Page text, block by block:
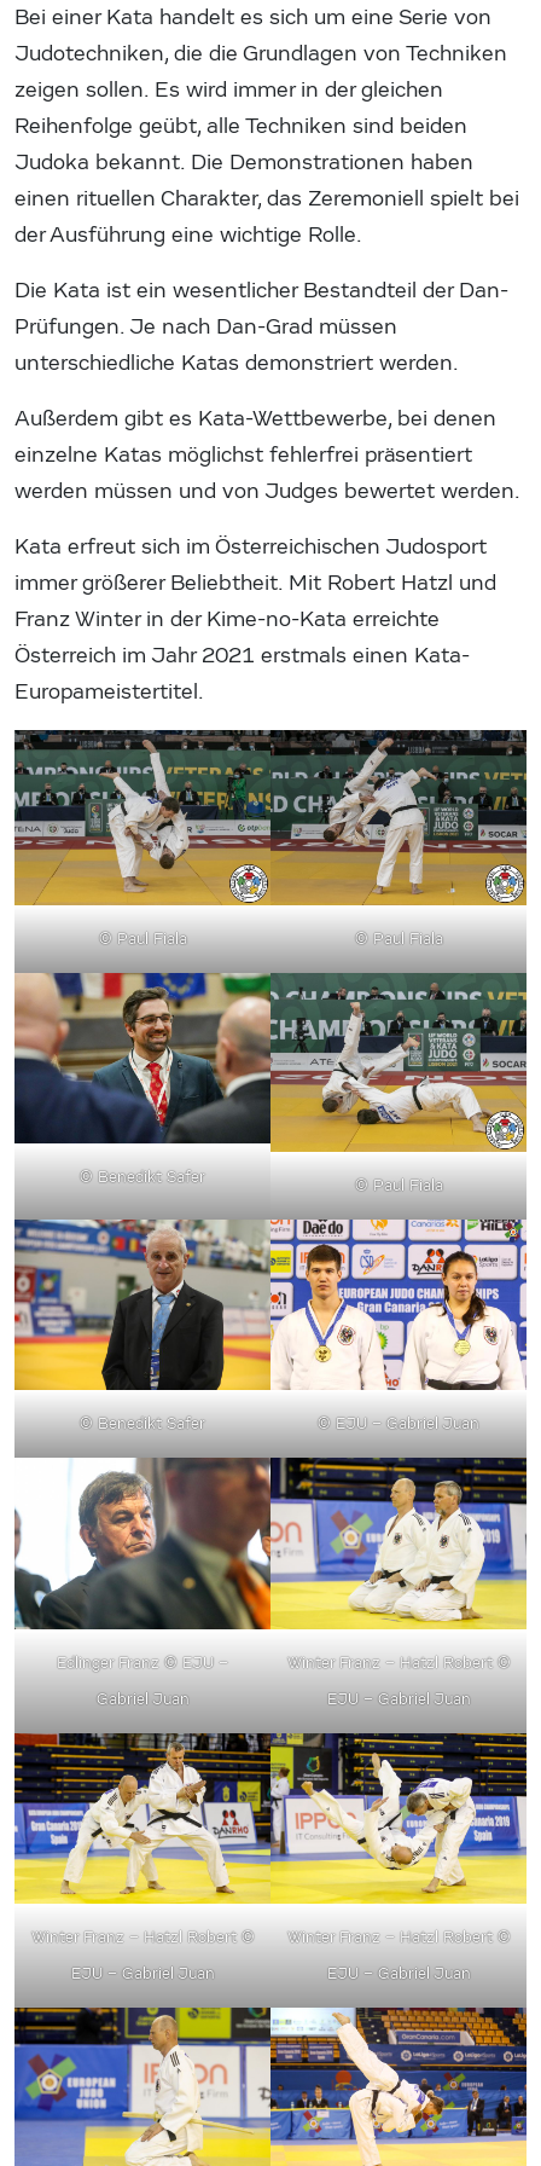
Bei einer Kata handelt es sich um eine Serie von
Judotechniken, die die Grundlagen von Techniken
zeigen sollen. Es wird immer in der gleichen
Reihenfolge geübt, alle Techniken sind beiden
Judoka bekannt. Die Demonstrationen haben
einen rituellen Charakter, das Zeremoniell spielt bei
der Ausführung eine wichtige Rolle.
Die Kata ist ein wesentlicher Bestandteil der Dan-
Prüfungen. Je nach Dan-Grad müssen
unterschiedliche Katas demonstriert werden.
Außerdem gibt es Kata-Wettbewerbe, bei denen
einzelne Katas möglichst fehlerfrei präsentiert
werden müssen und von Judges bewertet werden.
Kata erfreut sich im Österreichischen Judosport
immer größerer Beliebtheit. Mit Robert Hatzl und
Franz Winter in der Kime-no-Kata erreichte
Österreich im Jahr 2021 erstmals einen Kata-
Europameistertitel.
© Paul Fiala © Paul Fiala
© Benedikt Safer © Paul Fiala
© Benedikt Safer © EJU – Gabriel Juan
Edlinger Franz © EJU –
Gabriel Juan
Winter Franz – Hatzl Robert ©
EJU – Gabriel Juan
Winter Franz – Hatzl Robert ©
EJU – Gabriel Juan
Winter Franz – Hatzl Robert ©
EJU – Gabriel Juan